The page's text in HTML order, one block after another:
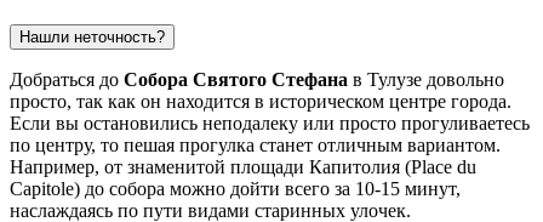
Нашли неточность?
Добраться до Собора Святого Стефана в Тулузе довольно
просто, так как он находится в историческом центре города.
Если вы остановились неподалеку или просто прогуливаетесь
по центру, то пешая прогулка станет отличным вариантом.
Например, от знаменитой площади Капитолия (Place du
Capitole) до собора можно дойти всего за 10-15 минут,
наслаждаясь по пути видами старинных улочек.